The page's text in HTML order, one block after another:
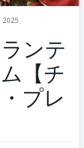
2025
ンテ
【チ
プレ